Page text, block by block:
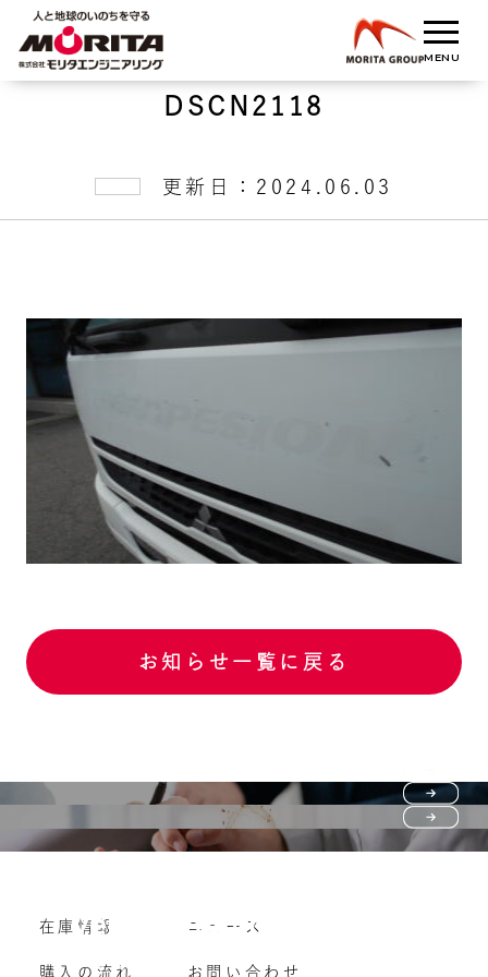
DSCN2118
更新日：2024.06.03
お知らせ一覧に戻る
購入の流れ
よくいただくご質問
Vehicle purchase
車両買い取り
在庫情報
購入の流れ
ニュース
お問い合わせ